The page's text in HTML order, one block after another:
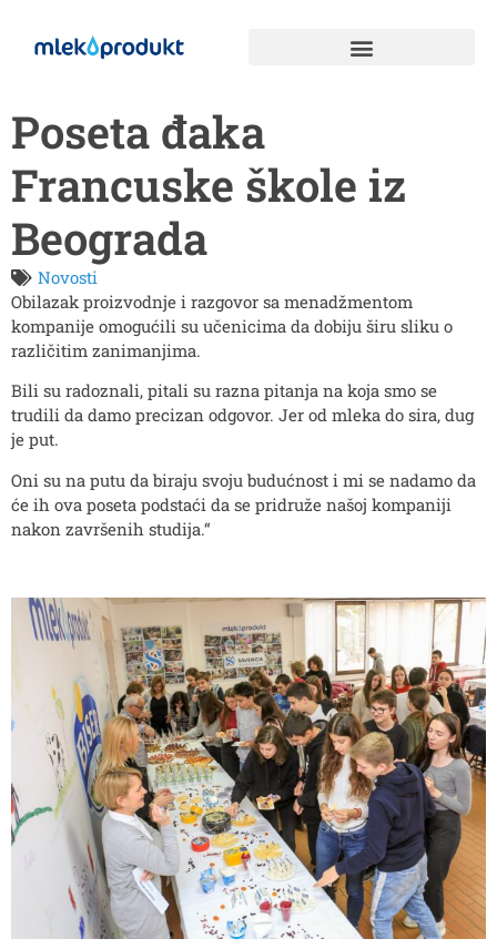
Poseta đaka
Francuske škole iz
Beograda
Novosti
Obilazak proizvodnje i razgovor sa menadžmentom
kompanije omogućili su učenicima da dobiju širu sliku o
različitim zanimanjima.
Bili su radoznali, pitali su razna pitanja na koja smo se
trudili da damo precizan odgovor. Jer od mleka do sira, dug
je put.
Oni su na putu da biraju svoju budućnost i mi se nadamo da
će ih ova poseta podstaći da se pridruže našoj kompaniji
nakon završenih studija.“